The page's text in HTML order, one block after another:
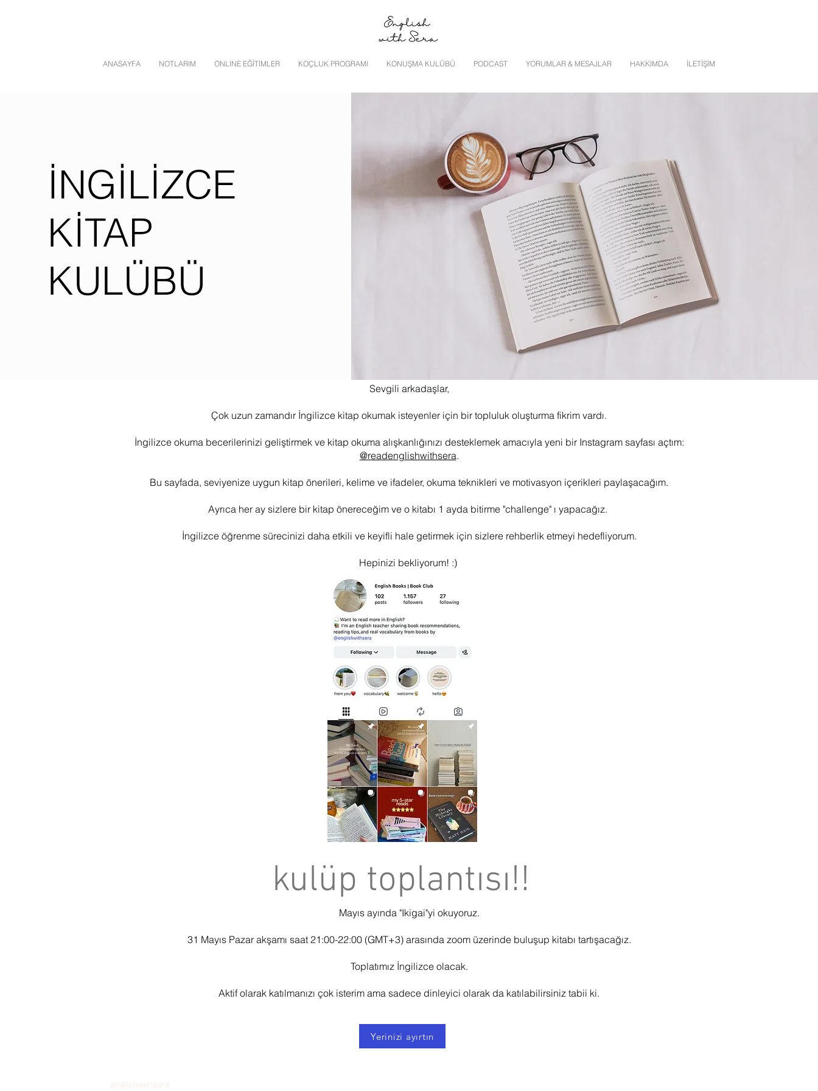
ANASAYFA NOTLARIM ONLINE EĞİTİMLER KOÇLUK PROGRAMI KONUŞMA KULÜBÜ PODCAST YORUMLAR & MESAJLAR HAKKIMDA İLETİŞİM
İNGİLİZCE
KİTAP
KULÜBÜ
Sevgili arkadaşlar,
Çok uzun zamandır İngilizce kitap okumak isteyenler için bir topluluk oluşturma fikrim vardı.
İngilizce okuma becerilerinizi geliştirmek ve kitap okuma alışkanlığınızı desteklemek amacıyla yeni bir Instagram sayfası açtım:
@readenglishwithsera.
Bu sayfada, seviyenize uygun kitap önerileri, kelime ve ifadeler, okuma teknikleri ve motivasyon içerikleri paylaşacağım.
Ayrıca her ay sizlere bir kitap önereceğim ve o kitabı 1 ayda bitirme "challenge" ı yapacağız.
İngilizce öğrenme sürecinizi daha etkili ve keyifli hale getirmek için sizlere rehberlik etmeyi hedefliyorum.
Hepinizi bekliyorum! :)
kulüp toplantısı!!
Mayıs ayında "Ikigai"yi okuyoruz.
31 Mayıs Pazar akşamı saat 21:00-22:00 (GMT+3) arasında zoom üzerinde buluşup kitabı tartışacağız.
Toplatımız İngilizce olacak.
Aktif olarak katılmanızı çok isterim ama sadece dinleyici olarak da katılabilirsiniz tabii ki.
Yerinizi ayırtın
englishwithsera